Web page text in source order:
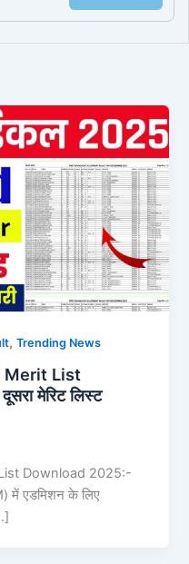
,Trending News
Merit List
मेरिट लिस्ट
Download 2025:-
में एडमिशन के लिए